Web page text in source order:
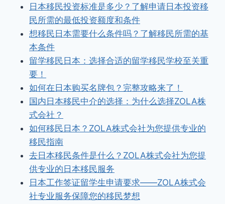
日本移民投资标准是多少？了解申请日本投资移
民所需的最低投资额度和条件
想移民日本需要什么条件吗？了解移民所需的基
本条件
留学移民日本：选择合适的留学移民学校至关重
要！
如何在日本购买名牌包？完整攻略来了！
国内日本移民中介的选择：为什么选择ZOLA株
式会社？
如何移民日本？ZOLA株式会社为您提供专业的
移民指南
去日本移民条件是什么？ZOLA株式会社为您提
供专业的日本移民服务
日本工作签证留学生申请要求——ZOLA株式会
社专业服务保障您的移民梦想